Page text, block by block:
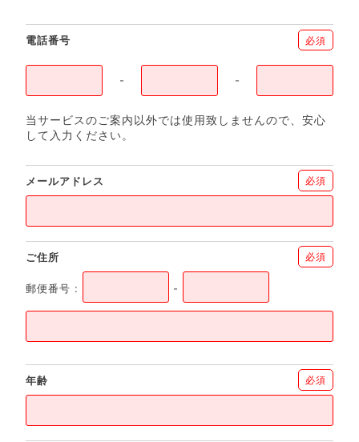
電話番号 必須
- -
当サービスのご案内以外では使用致しませんので、安心
して入力ください。
メールアドレス 必須
ご住所 必須
郵便番号 : -
年齢 必須